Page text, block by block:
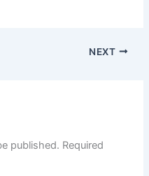
NEXT
published. Required